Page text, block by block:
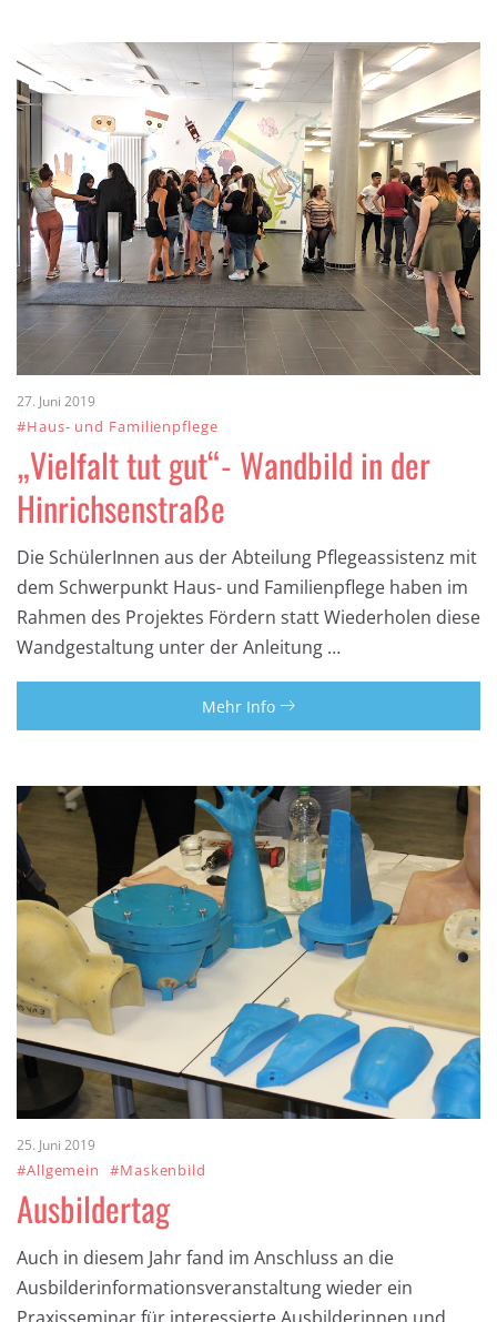
27. Juni 2019
#Haus- und Familienpflege
„Vielfalt tut gut“- Wandbild in der
Hinrichsenstraße
Die SchülerInnen aus der Abteilung Pflegeassistenz mit
dem Schwerpunkt Haus- und Familienpflege haben im
Rahmen des Projektes Fördern statt Wiederholen diese
Wandgestaltung unter der Anleitung …
Mehr Info
25. Juni 2019
#Allgemein #Maskenbild
Ausbildertag
Auch in diesem Jahr fand im Anschluss an die
Ausbilderinformationsveranstaltung wieder ein